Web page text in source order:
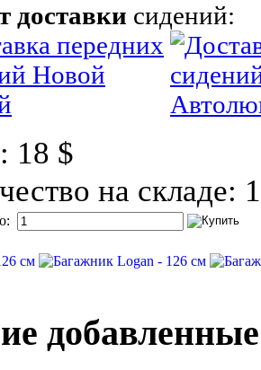
доставки сидений:
18 $
на складе: 1
добавленные